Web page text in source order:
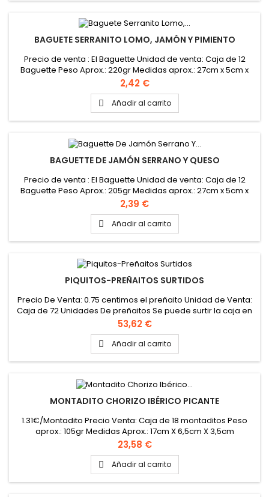
BAGUETE SERRANITO LOMO, JAMÓN Y PIMIENTO
Precio de venta : El Baguette Unidad de venta: Caja de 12
Baguette Peso Aprox.: 220gr Medidas aprox.: 27cm x 5cm x
4cm
Precio
2,42 €
 Añadir al carrito
BAGUETTE DE JAMÓN SERRANO Y QUESO
Precio de venta : El Baguette Unidad de venta: Caja de 12
Baguette Peso Aprox.: 205gr Medidas aprox.: 27cm x 5cm x
4cm
Precio
2,39 €
 Añadir al carrito
PIQUITOS-PREÑAITOS SURTIDOS
Precio De Venta: 0.75 centimos el preñaito Unidad de Venta:
Caja de 72 Unidades De preñaitos Se puede surtir la caja en
los cinco sabores (siempre multiplos de 18 und.): - Chorizo
picante - Chorizo y roque - Pringa - Lomo adobado, rulo de
cabra y cebolla caramelizada - Piripi - Bacalao dorado Peso
Aprox.: 30 gr Medidas Aprox.: 5 cm X 4,5 cm X 3,5 cm
Precio
53,62 €
 Añadir al carrito
MONTADITO CHORIZO IBÉRICO PICANTE
1.31€/Montadito Precio Venta: Caja de 18 montaditos Peso
aprox.: 105gr Medidas Aprox.: 17cm X 6,5cm X 3,5cm
Precio
23,58 €
 Añadir al carrito